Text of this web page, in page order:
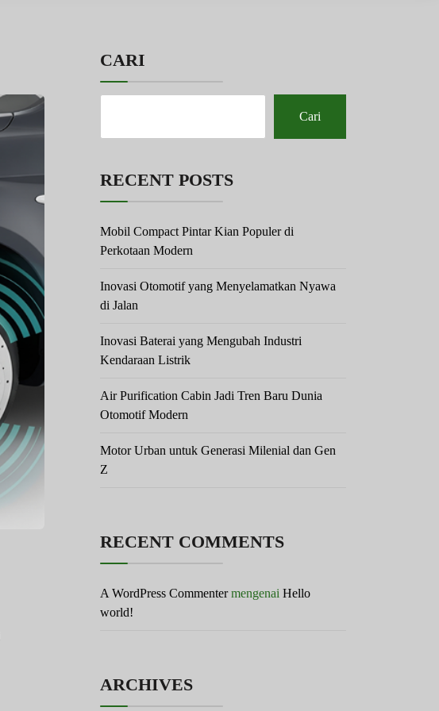
CARI
Cari
RECENT POSTS
Mobil Compact Pintar Kian Populer di
Perkotaan Modern
Inovasi Otomotif yang Menyelamatkan Nyawa
di Jalan
Inovasi Baterai yang Mengubah Industri
Kendaraan Listrik
Air Purification Cabin Jadi Tren Baru Dunia
Otomotif Modern
Motor Urban untuk Generasi Milenial dan Gen
Z
RECENT COMMENTS
A WordPress Commentermengenai Hello
world!
ARCHIVES